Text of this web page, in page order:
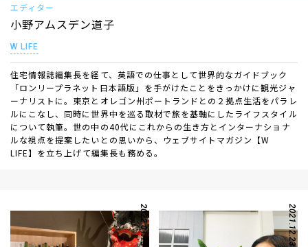
エディター
小野アムスデン道子
W LIFE
住宅情報誌編集長を経て、英語での仕事として世界的なガイドブック
「ロンリープラネット日本語版」を手がけたことをきっかけに観光ジャ
ーナリストに。東京とオレゴン州ポートランドとの２拠点生活をパラレ
ルにこなし、同時に世界中を巡る取材で旅を基軸にしたライフスタイル
について執筆。世の中の40代にこれからの生き方とインターナショナ
ルな視点を提案したいとの思いから、ウェブサイトマガジン【W
LIFE】を立ち上げて編集長も務める。
2022.01.13 2021.12.23